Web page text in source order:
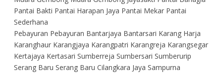
Pantai Bakti Pantai Harapan Jaya Pantai Mekar Pantai
Sederhana
Pebayuran Pebayuran Bantarjaya Bantarsari Karang Harja
Karanghaur Karangjaya Karangpatri Karangreja Karangsegar
Kertajaya Kertasari Sumberreja Sumbersari Sumberurip
Serang Baru Serang Baru Cilangkara Jaya Sampurna